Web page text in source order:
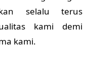
selalu terus
kami demi
kami.